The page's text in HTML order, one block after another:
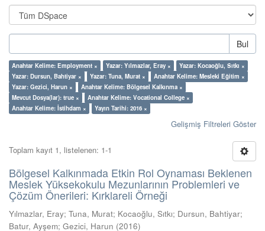
Bul
Anahtar Kelime: Employment × Yazar: Yılmazlar, Eray ×
Yazar: Kocaoğlu, Sıtkı ×
Yazar: Dursun, Bahtiyar ×
Yazar: Tuna, Murat ×
Anahtar Kelime: Mesleki Eğitim ×
Yazar: Gezici, Harun ×
Anahtar Kelime: Bölgesel Kalkınma ×
Mevcut Dosya(lar): true ×
Anahtar Kelime: Vocational College ×
Anahtar Kelime: İstihdam ×
Yayın Tarihi: 2016 ×
Gelişmiş Filtreleri Göster
Toplam kayıt 1, listelenen: 1-1
Bölgesel Kalkınmada Etkin Rol Oynaması Beklenen
Meslek Yüksekokulu Mezunlarının Problemleri ve
Çözüm Önerileri: Kırklareli Örneği
Yılmazlar, Eray; Tuna, Murat; Kocaoğlu, Sıtkı; Dursun, Bahtiyar;
Batur, Ayşem; Gezici, Harun (2016)